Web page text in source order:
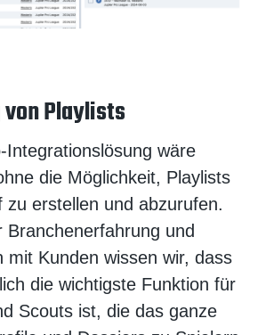
Playlists
Integrationslösung wäre
die Möglichkeit, Playlists
zu erstellen und abzurufen.
Branchenerfahrung und
mit Kunden wissen wir, dass
die wichtigste Funktion für
Scouts ist, die das ganze